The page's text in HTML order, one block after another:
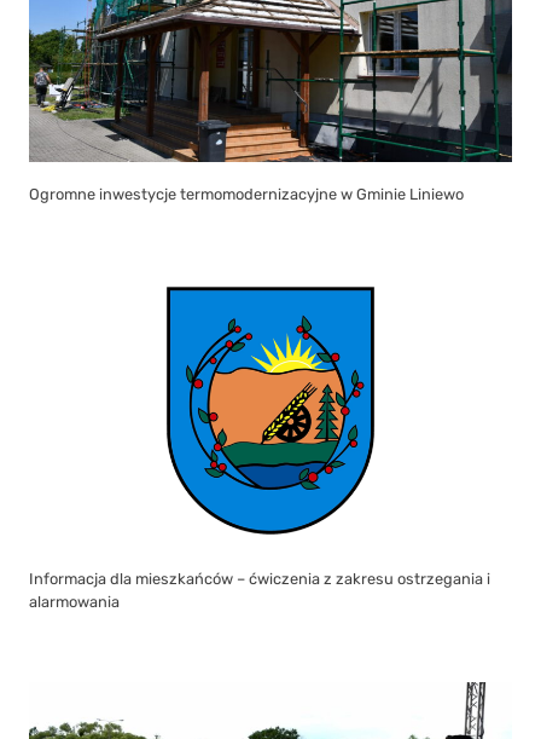
Ogromne inwestycje termomodernizacyjne w Gminie Liniewo
Informacja dla mieszkańców – ćwiczenia z zakresu ostrzegania i
alarmowania